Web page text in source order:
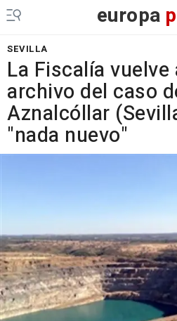
europa
SEVILLA
La Fiscalía vuelve
archivo del caso
Aznalcóllar
"nada nuevo"